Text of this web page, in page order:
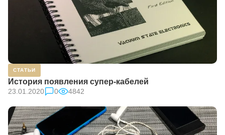
СТАТЬИ
История появления супер-кабелей
23.01.2020 0 4842